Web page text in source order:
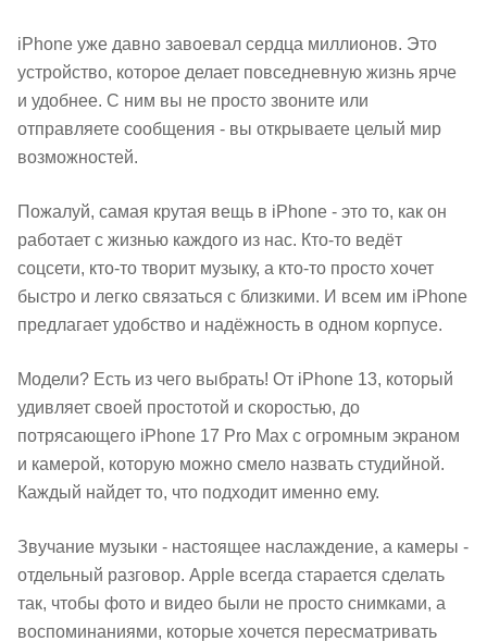
iPhone уже давно завоевал сердца миллионов. Это
устройство, которое делает повседневную жизнь ярче
и удобнее. С ним вы не просто звоните или
отправляете сообщения - вы открываете целый мир
возможностей.
Пожалуй, самая крутая вещь в iPhone - это то, как он
работает с жизнью каждого из нас. Кто-то ведёт
соцсети, кто-то творит музыку, а кто-то просто хочет
быстро и легко связаться с близкими. И всем им iPhone
предлагает удобство и надёжность в одном корпусе.
Модели? Есть из чего выбрать! От iPhone 13, который
удивляет своей простотой и скоростью, до
потрясающего iPhone 17 Pro Max с огромным экраном
и камерой, которую можно смело назвать студийной.
Каждый найдет то, что подходит именно ему.
Звучание музыки - настоящее наслаждение, а камеры -
отдельный разговор. Apple всегда старается сделать
так, чтобы фото и видео были не просто снимками, а
воспоминаниями, которые хочется пересматривать